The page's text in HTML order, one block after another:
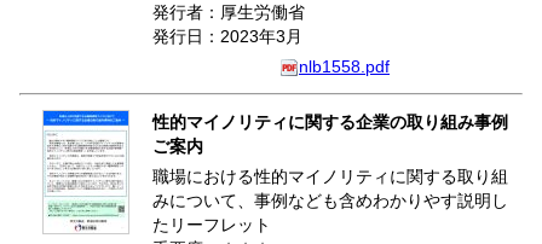
発行者：厚生労働省
発行日：2023年3月
nlb1558.pdf
性的マイノリティに関する企業の取り組み事例
ご案内
職場における性的マイノリティに関する取り組
みについて、事例なども含めわかりやす説明し
たリーフレット